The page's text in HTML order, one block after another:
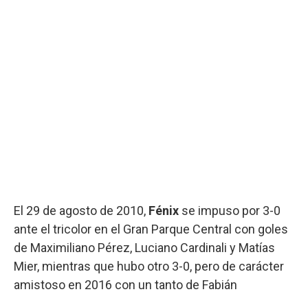
El 29 de agosto de 2010, Fénix se impuso por 3-0
ante el tricolor en el Gran Parque Central con goles
de Maximiliano Pérez, Luciano Cardinali y Matías
Mier, mientras que hubo otro 3-0, pero de carácter
amistoso en 2016 con un tanto de Fabián